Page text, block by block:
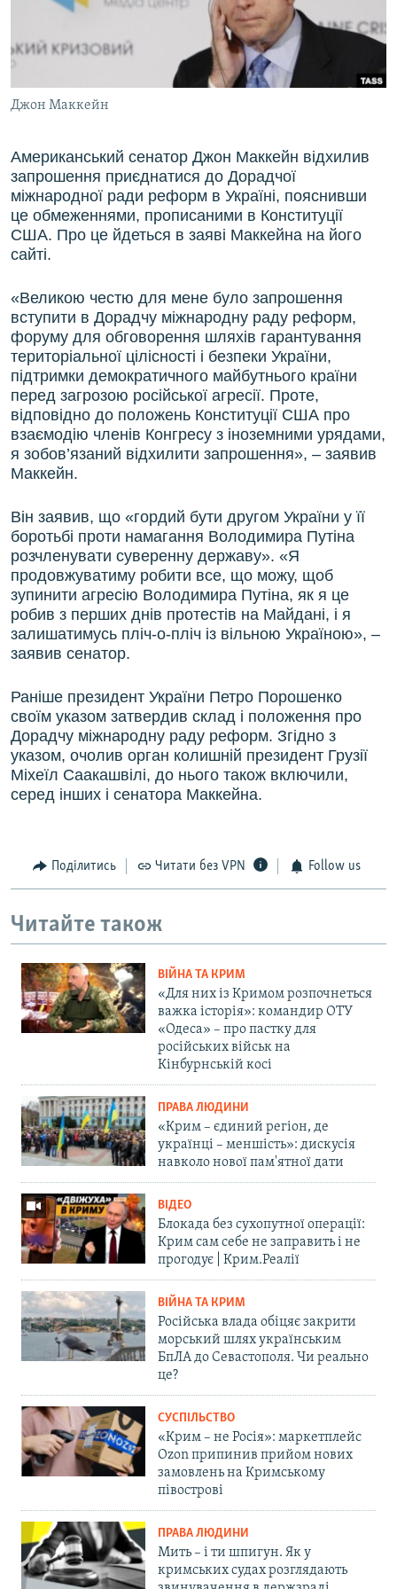
ВІДЕОУРОКИ «ELIFBE»
СВІДЧЕННЯ ОКУПАЦІЇ
УКРАЇНСЬКА ПРОБЛЕМА КРИМУ
ІНФОГРАФІКА
ДОЛУЧАЙСЯ!
Усі сайти RFE/RL
Джон Маккейн
Американський сенатор Джон Маккейн відхилив
запрошення приєднатися до Дорадчої
міжнародної ради реформ в Україні, пояснивши
це обмеженнями, прописаними в Конституції
США. Про це йдеться в заяві Маккейна на його
сайті.
«Великою честю для мене було запрошення
вступити в Дорадчу міжнародну раду реформ,
форуму для обговорення шляхів гарантування
територіальної цілісності і безпеки України,
підтримки демократичного майбутнього країни
перед загрозою російської агресії. Проте,
відповідно до положень Конституції США про
взаємодію членів Конгресу з іноземними урядами,
я зобов’язаний відхилити запрошення», – заявив
Маккейн.
Він заявив, що «гордий бути другом України у її
боротьбі проти намагання Володимира Путіна
розчленувати суверенну державу». «Я
продовжуватиму робити все, що можу, щоб
зупинити агресію Володимира Путіна, як я це
робив з перших днів протестів на Майдані, і я
залишатимусь пліч-о-пліч із вільною Україною», –
заявив сенатор.
Раніше президент України Петро Порошенко
своїм указом затвердив склад і положення про
Дорадчу міжнародну раду реформ. Згідно з
указом, очолив орган колишній президент Грузії
Міхеїл Саакашвілі, до нього також включили,
серед інших і сенатора Маккейна.
Поділитись Читати без VPN Follow us
Читайте також
ВІЙНА ТА КРИМ
«Для них із Кримом розпочнеться
важка історія»: командир ОТУ
«Одеса» – про пастку для
російських військ на
Кінбурнській косі
ПРАВА ЛЮДИНИ
«Крим – єдиний регіон, де
українці – меншість»: дискусія
навколо нової пам'ятної дати
ВІДЕО
Блокада без сухопутної операції:
Крим сам себе не заправить і не
прогодує | Крим.Реалії
ВІЙНА ТА КРИМ
Російська влада обіцяє закрити
морський шлях українським
БпЛА до Севастополя. Чи реально
це?
СУСПІЛЬСТВО
«Крим – не Росія»: маркетплейс
Ozon припинив прийом нових
замовлень на Кримському
півострові
ПРАВА ЛЮДИНИ
Мить – і ти шпигун. Як у
кримських судах розглядають